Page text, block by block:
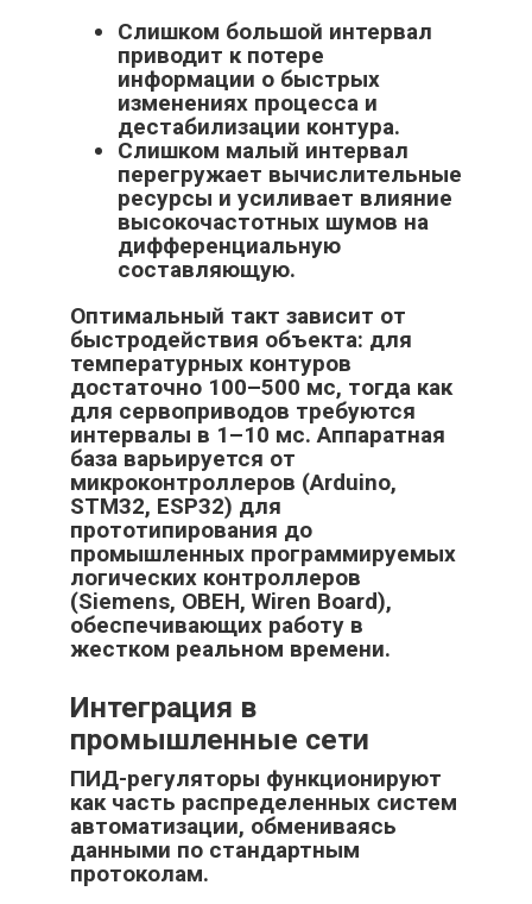
Слишком большой интервал
приводит к потере
информации о быстрых
изменениях процесса и
дестабилизации контура.
Слишком малый интервал
перегружает вычислительные
ресурсы и усиливает влияние
высокочастотных шумов на
дифференциальную
составляющую.
Оптимальный такт зависит от
быстродействия объекта: для
температурных контуров
достаточно 100–500 мс, тогда как
для сервоприводов требуются
интервалы в 1–10 мс. Аппаратная
база варьируется от
микроконтроллеров (Arduino,
STM32, ESP32) для
прототипирования до
промышленных программируемых
логических контроллеров
(Siemens, ОВЕН, Wiren Board),
обеспечивающих работу в
жестком реальном времени.
Интеграция в
промышленные сети
ПИД-регуляторы функционируют
как часть распределенных систем
автоматизации, обмениваясь
данными по стандартным
протоколам.